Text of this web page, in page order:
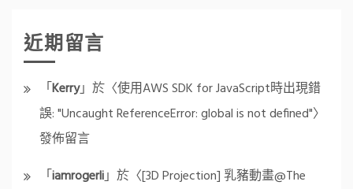
近期留言
「Kerry」於〈使用AWS SDK for JavaScript時出現錯
誤: "Uncaught ReferenceError: global is not defined"〉
發佈留言
「iamrogerli」於〈[3D Projection] 乳豬動畫@The